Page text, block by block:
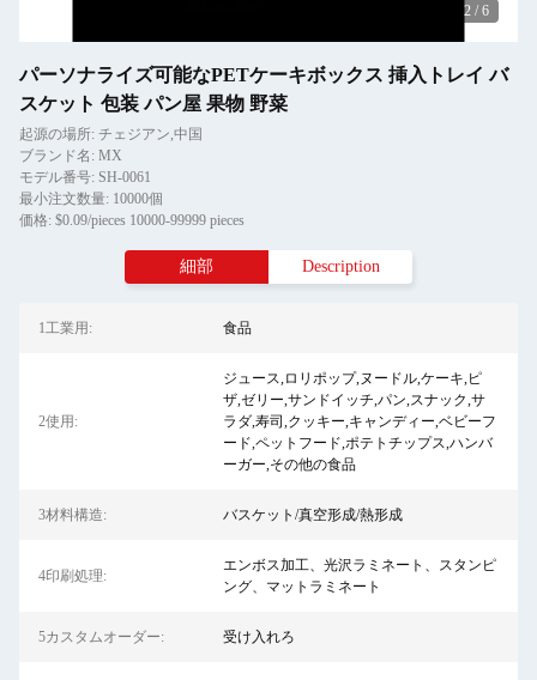
2 / 6
パーソナライズ可能なPETケーキボックス 挿入トレイ バ
スケット 包装 パン屋 果物 野菜
起源の場所: チェジアン,中国
ブランド名: MX
モデル番号: SH-0061
最小注文数量: 10000個
価格: $0.09/pieces 10000-99999 pieces
細部 Description
1工業用: 食品
2使用:
ジュース,ロリポップ,ヌードル,ケーキ,ピ
ザ,ゼリー,サンドイッチ,パン,スナック,サ
ラダ,寿司,クッキー,キャンディー,ベビーフ
ード,ペットフード,ポテトチップス,ハンバ
ーガー,その他の食品
3材料構造: バスケット/真空形成/熱形成
4印刷処理:
エンボス加工、光沢ラミネート、スタンピ
ング、マットラミネート
5カスタムオーダー: 受け入れろ